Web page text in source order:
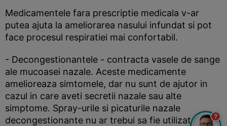
Medicamentele fara prescriptie medicala v-ar
putea ajuta la ameliorarea nasului infundat si pot
face procesul respiratiei mai confortabil.
- Decongestionantele - contracta vasele de sange
ale mucoasei nazale. Aceste medicamente
amelioreaza simtomele, dar nu sunt de ajutor in
cazul in care aveti secretii nazale sau alte
simptome. Spray-urile si picaturile nazale
decongestionante nu ar trebui sa fie utilizate mai?